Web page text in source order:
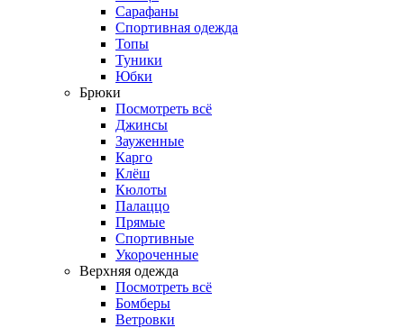
Сарафаны
Спортивная одежда
Топы
Туники
Юбки
Брюки
Посмотреть всё
Джинсы
Зауженные
Карго
Клёш
Кюлоты
Палаццо
Прямые
Спортивные
Укороченные
Верхняя одежда
Посмотреть всё
Бомберы
Ветровки